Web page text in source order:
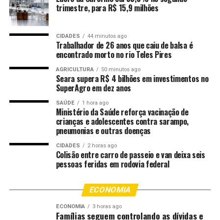
diversidade da produção desenvolvida pelas famílias
rurais de Várzea Grande.
A feira também deu visibilidade ao trabalho do Coletivo
de Mulheres Essência, representado por Evanilda Maria
Ramos, conhecida como Tina. O grupo atua em diversos
bairros de Várzea Grande promovendo a autonomia
econômica de mulheres em situação de vulnerabilidade
social.
Na exposição, Tina comercializou bolsas produzidas com
tecidos reaproveitados de guarda-chuvas, peças
confeccionadas com retalhos, máscaras para dormir,
mudas de plantas e outros produtos desenvolvidos pelas
Mais do que gerar renda, o projeto oferece cursos,
palestras e oficinas de capacitação, ensinando costura,
trimestre, para R$ 15,9 milhões
CIDADES 44 minutos ago
Trabalhador de 26 anos que caiu de balsa é
encontrado morto no rio Teles Pires
AGRICULTURA 50 minutos ago
Seara supera R$ 4 bilhões em investimentos no
SuperAgro em dez anos
SAÚDE 1 hora ago
Ministério da Saúde reforça vacinação de
crianças e adolescentes contra sarampo,
pneumonias e outras doenças
CIDADES 2 horas ago
Colisão entre carro de passeio e van deixa seis
pessoas feridas em rodovia federal
ECONOMIA
ECONOMIA 3 horas ago
Famílias seguem controlando as dívidas e